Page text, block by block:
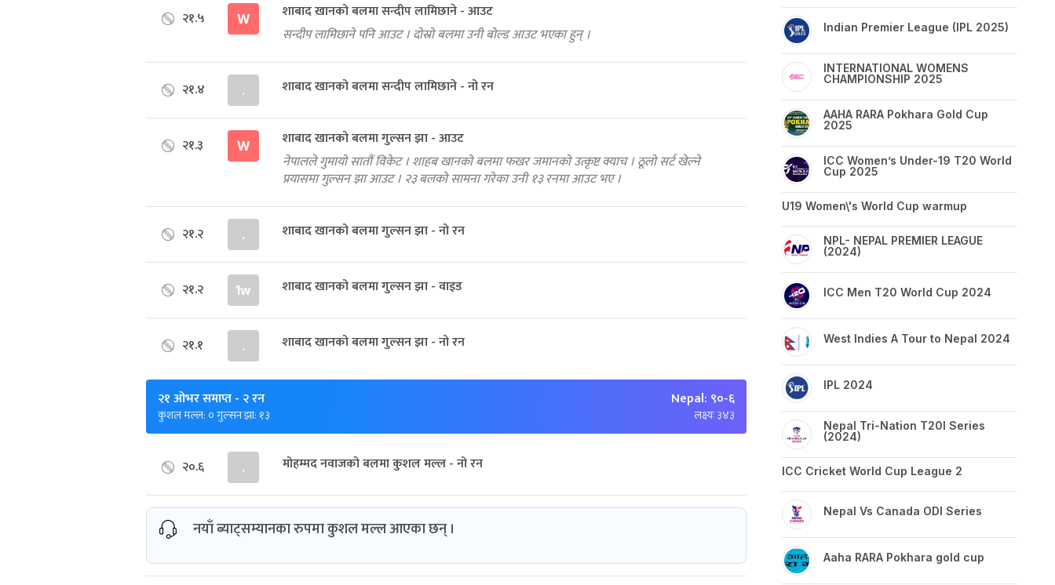
२१.५ W
शाबाद खानको बलमा सन्दीप लामिछाने - आउट
सन्दीप लामिछाने पनि आउट । दोस्रो बलमा उनी बोल्ड आउट भएका हुन् ।
२१.४ . शाबाद खानको बलमा सन्दीप लामिछाने - नो रन
२१.३ W
शाबाद खानको बलमा गुल्सन झा - आउट
नेपालले गुमायो सातौं विकेट । शाहब खानको बलमा फखर जमानको उत्कृष्ट क्याच । ठूलो सर्ट खेल्ने
प्रयासमा गुल्सन झा आउट । २३ बलको सामना गरेका उनी १३ रनमा आउट भए ।
२१.२ . शाबाद खानको बलमा गुल्सन झा - नो रन
२१.२ 1w शाबाद खानको बलमा गुल्सन झा - वाइड
२१.१ . शाबाद खानको बलमा गुल्सन झा - नो रन
२१ ओभर समाप्त- २ रन
कुशल मल्ल: ० गुल्सन झा: १३
Nepal: ९०-६
लक्ष्यः ३४३
२०.६ . मोहम्मद नवाजको बलमा कुशल मल्ल - नो रन
नयाँ ब्याट्सम्यानका रुपमा कुशल मल्ल आएका छन् ।
Indian Premier League (IPL 2025)
INTERNATIONAL WOMENS
CHAMPIONSHIP 2025
AAHA RARA Pokhara Gold Cup
2025
ICC Women’s Under-19 T20 World
Cup 2025
U19 Women\'s World Cup warmup
NPL- NEPAL PREMIER LEAGUE
(2024)
ICC Men T20 World Cup 2024
West Indies A Tour to Nepal 2024
IPL 2024
Nepal Tri-Nation T20I Series
(2024)
ICC Cricket World Cup League 2
Nepal Vs Canada ODI Series
Aaha RARA Pokhara gold cup